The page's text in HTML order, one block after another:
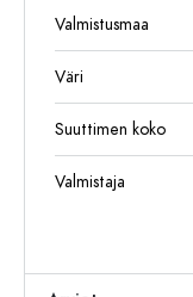
Valmistusmaa
Väri
Suuttimen koko
Valmistaja